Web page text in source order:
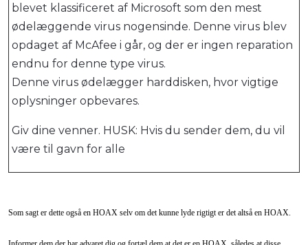
blevet klassificeret af Microsoft som den mest
ødelæggende virus nogensinde. Denne virus blev
opdaget af McAfee i går, og der er ingen reparation
endnu for denne type virus.
Denne virus ødelægger harddisken, hvor vigtige
oplysninger opbevares.
Giv dine venner. HUSK: Hvis du sender dem, du vil
være til gavn for alle
Som sagt er dette også en HOAX selv om det kunne lyde rigtigt er det altså en HOAX.